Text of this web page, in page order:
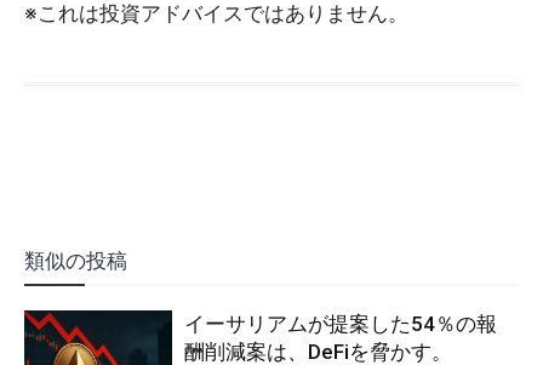
※これは投資アドバイスではありません。
類似の投稿
イーサリアムが提案した54％の報
酬削減案は、DeFiを脅かす。